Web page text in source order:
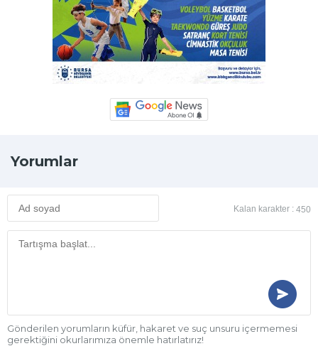
Yorumlar
Kalan karakter : 450
Gönderilen yorumların küfür, hakaret ve suç unsuru içermemesi
gerektiğini okurlarımıza önemle hatırlatırız!